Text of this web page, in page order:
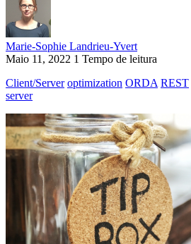
Marie-Sophie Landrieu-Yvert
Maio 11, 2022 1 Tempo de leitura
Client/Server optimization ORDA REST
server